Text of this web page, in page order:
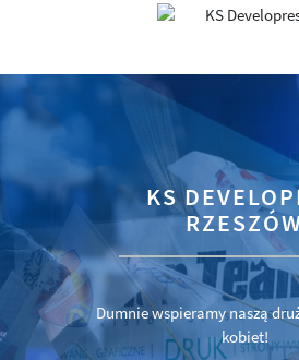
KS
Dumnie wspieramy naszą
kobiet!